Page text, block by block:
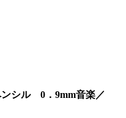
シル 0．9mm音楽／